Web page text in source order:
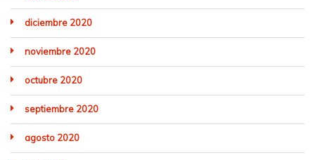
diciembre 2020
noviembre 2020
octubre 2020
septiembre 2020
agosto 2020